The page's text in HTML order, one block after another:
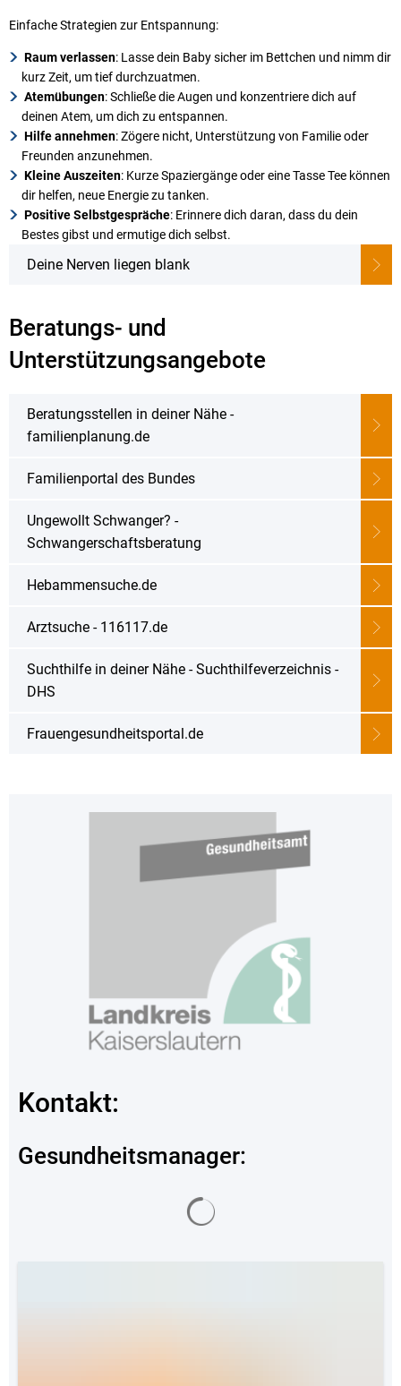
Einfache Strategien zur Entspannung:
Raum verlassen: Lasse dein Baby sicher im Bettchen und nimm dir
kurz Zeit, um tief durchzuatmen.
Atemübungen: Schließe die Augen und konzentriere dich auf
deinen Atem, um dich zu entspannen.
Hilfe annehmen: Zögere nicht, Unterstützung von Familie oder
Freunden anzunehmen.
Kleine Auszeiten: Kurze Spaziergänge oder eine Tasse Tee können
dir helfen, neue Energie zu tanken.
Positive Selbstgespräche: Erinnere dich daran, dass du dein
Bestes gibst und ermutige dich selbst.
Deine Nerven liegen blank
Beratungs- und
Unterstützungsangebote
Beratungsstellen in deiner Nähe -
familienplanung.de
Familienportal des Bundes
Ungewollt Schwanger? -
Schwangerschaftsberatung
Hebammensuche.de
Arztsuche - 116117.de
Suchthilfe in deiner Nähe - Suchthilfeverzeichnis -
DHS
Frauengesundheitsportal.de
Kontakt:
Gesundheitsmanager: